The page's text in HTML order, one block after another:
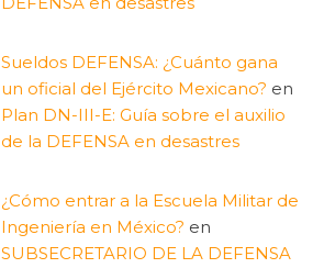
Sueldos DEFENSA: ¿Cuánto gana
un oficial del Ejército Mexicano? en
Plan DN-III-E: Guía sobre el auxilio
de la DEFENSA en desastres
¿Cómo entrar a la Escuela Militar de
Ingeniería en México? en
SUBSECRETARIO DE LA DEFENSA